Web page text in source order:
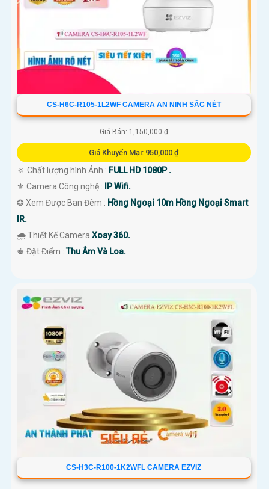
CS-H6C-R105-1L2WF CAMERA AN NINH SẮC NÉT
Giá Bán: 1,150,000 ₫
Giá Khuyến Mại: 950,000 ₫
🔅 Chất lượng hình Ảnh : FULL HD 1080P .
⚜️ Camera Công nghệ :
IP Wifi.
❂ Xem Được Ban Đêm : Hồng Ngoại 10m Hồng Ngoại Smart
IR.
🌧️ Thiết Kế Camera Xoay 360.
️♚ Đặt Điểm :Thu Âm Và Loa.
CS-H3C-R100-1K2WFL CAMERA EZVIZ